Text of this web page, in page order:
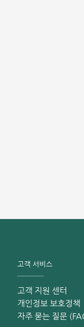
는 움직입니다. 환
르면, 일부 요인들
자 변이는 PTC 위
고객 서비스
고객 지원 센터
개인정보 보호정책
자주 묻는 질문